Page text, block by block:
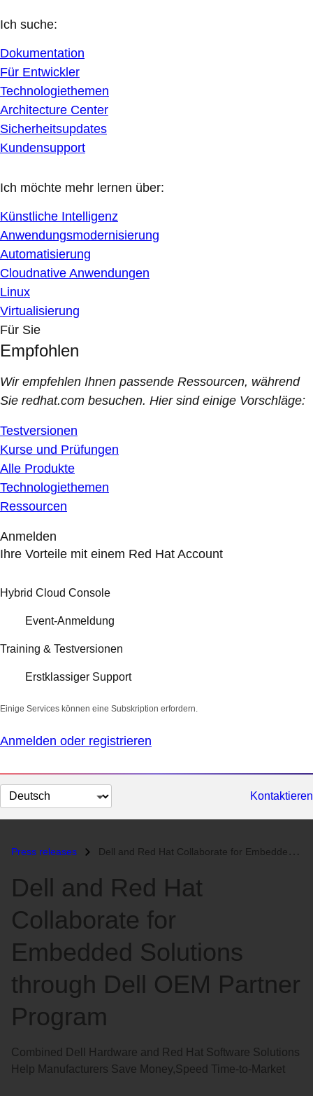
Ich suche:
Dokumentation
Für Entwickler
Technologiethemen
Architecture Center
Sicherheitsupdates
Kundensupport
Ich möchte mehr lernen über:
Künstliche Intelligenz
Anwendungsmodernisierung
Automatisierung
Cloudnative Anwendungen
Linux
Virtualisierung
Für Sie
Empfohlen
Wir empfehlen Ihnen passende Ressourcen, während
Sie redhat.com besuchen. Hier sind einige Vorschläge:
Testversionen
Kurse und Prüfungen
Alle Produkte
Technologiethemen
Ressourcen
Anmelden
Ihre Vorteile mit einem Red Hat Account
Hybrid Cloud Console
Event-Anmeldung
Training & Testversionen
Erstklassiger Support
Einige Services können eine Subskription erfordern.
Anmelden oder registrieren
Sprache
auswählen
Kontaktieren
Press releases Dell and Red Hat Collaborate for Embedded Solutions through Dell OEM P...
Dell and Red Hat
Collaborate for
Embedded Solutions
through Dell OEM Partner
Program
Combined Dell Hardware and Red Hat Software Solutions
Help Manufacturers Save Money,Speed Time-to-Market